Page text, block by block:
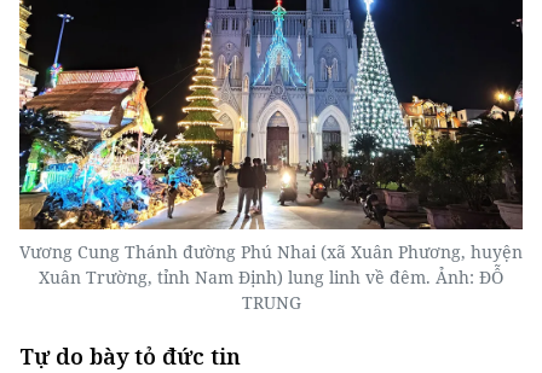
Vương Cung Thánh đường Phú Nhai (xã Xuân Phương, huyện
Xuân Trường, tỉnh Nam Định) lung linh về đêm. Ảnh: ĐỖ
TRUNG
Tự do bày tỏ đức tin